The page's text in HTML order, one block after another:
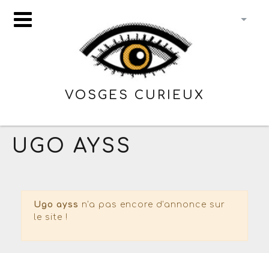
VOSGES CURIEUX
UGO AYSS
Ugo ayss n'a pas encore d'annonce sur
le site !